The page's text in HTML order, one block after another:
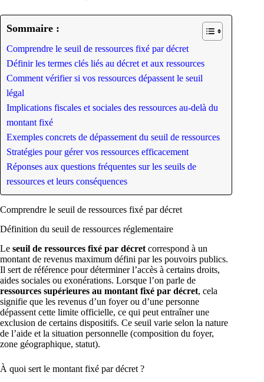
Sommaire :
Comprendre le seuil de ressources fixé par décret
Définir les termes clés liés au décret et aux ressources
Comment vérifier si vos ressources dépassent le seuil
légal
Implications fiscales et sociales des ressources au-delà du
montant fixé
Exemples concrets de dépassement du seuil de ressources
Stratégies pour gérer vos ressources efficacement
Réponses aux questions fréquentes sur les seuils de
ressources et leurs conséquences
Comprendre le seuil de ressources fixé par décret
Définition du seuil de ressources réglementaire
Le seuil de ressources fixé par décret correspond à un
montant de revenus maximum défini par les pouvoirs publics.
Il sert de référence pour déterminer l’accès à certains droits,
aides sociales ou exonérations. Lorsque l’on parle de
ressources supérieures au montant fixé par décret, cela
signifie que les revenus d’un foyer ou d’une personne
dépassent cette limite officielle, ce qui peut entraîner une
exclusion de certains dispositifs. Ce seuil varie selon la nature
de l’aide et la situation personnelle (composition du foyer,
zone géographique, statut).
À quoi sert le montant fixé par décret ?